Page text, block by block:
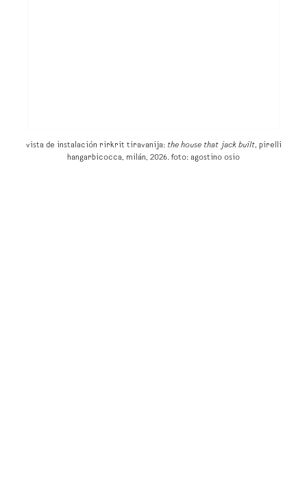
vista de instalación rirkrit tiravanija:the house that jack built, pirelli
hangarbicocca, milán, 2026. foto: agostino osio